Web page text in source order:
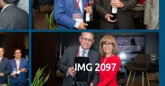
IMG 2097